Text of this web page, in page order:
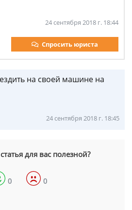
24 сентября 2018 г. 18:44
Спросить юриста
на своей машине на
24 сентября 2018 г. 18:45
для вас полезной?
0 0